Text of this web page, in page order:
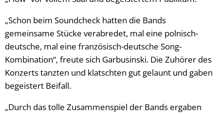
„Schon beim Soundcheck hatten die Bands
gemeinsame Stücke verabredet, mal eine polnisch-
deutsche, mal eine französisch-deutsche Song-
Kombination“, freute sich Garbusinski. Die Zuhörer des
Konzerts tanzten und klatschten gut gelaunt und gaben
begeistert Beifall.
„Durch das tolle Zusammenspiel der Bands ergaben